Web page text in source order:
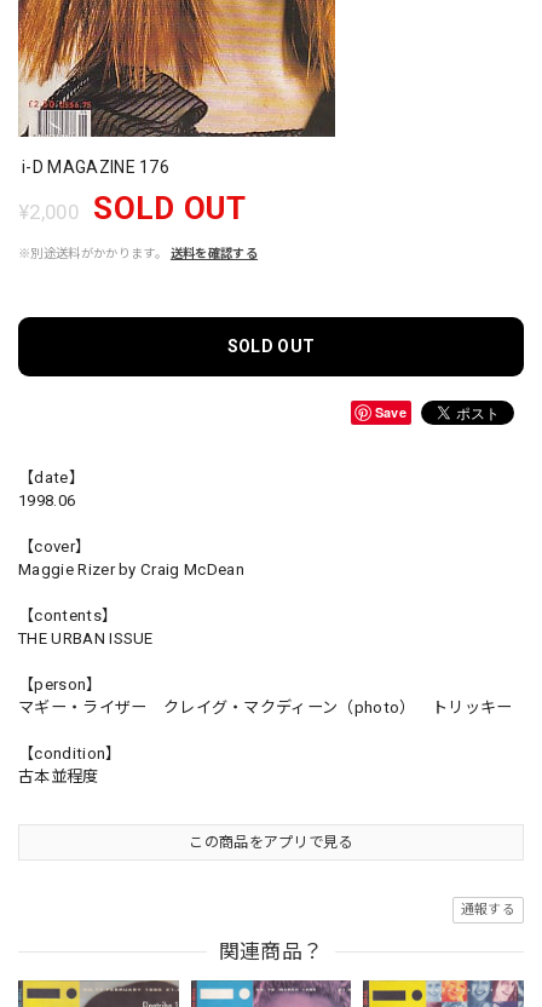
i-D MAGAZINE 176
¥2,000 SOLD OUT
※別途送料がかかります。 送料を確認する
SOLD OUT
Save
【date】
1998.06
【cover】
Maggie Rizer by Craig McDean
【contents】
THE URBAN ISSUE
【person】
マギー・ライザー クレイグ・マクディーン（photo） トリッキー
【condition】
古本並程度
この商品をアプリで見る
通報する
関連商品？